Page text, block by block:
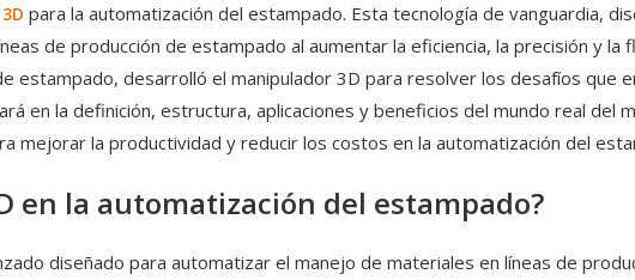
para la automatización del estampado. Esta tecnología de vanguardia,
de producción de estampado al aumentar la eficiencia, la precisión y la
estampado, desarrolló el manipulador 3D para resolver los desafíos que
en la definición, estructura, aplicaciones y beneficios del mundo real del
mejorar la productividad y reducir los costos en la automatización del
en la automatización del estampado?
diseñado para automatizar el manejo de materiales en líneas de